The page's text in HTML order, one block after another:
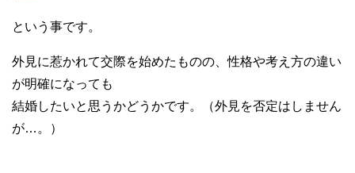
という事です。
外見に惹かれて交際を始めたものの、性格や考え方の違い
が明確になっても
結婚したいと思うかどうかです。（外見を否定はしません
が…。）